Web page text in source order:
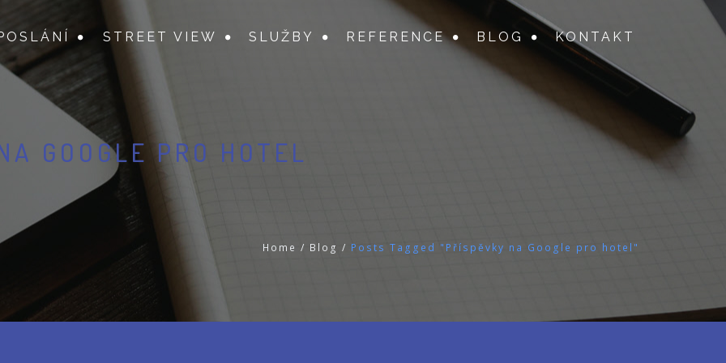
STREET VIEW SLUŽBY REFERENCE BLOG KONTAKT
GOOGLE PRO HOTEL
Home / Blog / Posts Tagged "Příspěvky na Google pro hotel"